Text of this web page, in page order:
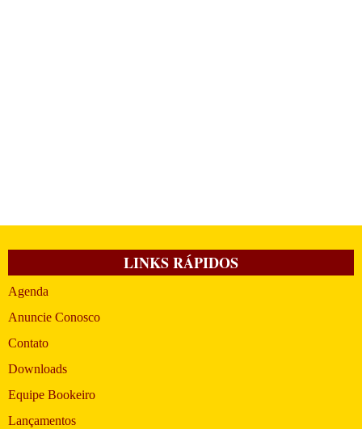
LINKS RÁPIDOS
Agenda
Anuncie Conosco
Contato
Downloads
Equipe Bookeiro
Lançamentos